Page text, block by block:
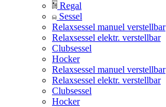
Regal
Sessel
Relaxsessel manuel verstellbar
Relaxsessel elektr. verstellbar
Clubsessel
Hocker
Relaxsessel manuel verstellbar
Relaxsessel elektr. verstellbar
Clubsessel
Hocker